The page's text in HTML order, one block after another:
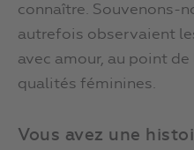
connaître. Souvenons-
autrefois observaient
avec amour, au point
qualités féminines.
Vous avez une